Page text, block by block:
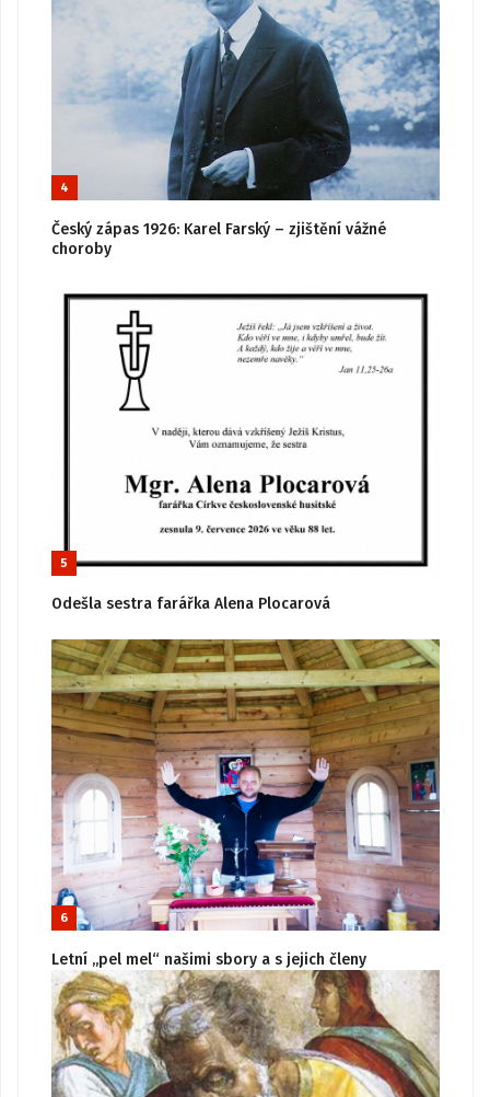
4
Český zápas 1926: Karel Farský – zjištění vážné
choroby
5
Odešla sestra farářka Alena Plocarová
6
Letní „pel mel“ našimi sbory a s jejich členy